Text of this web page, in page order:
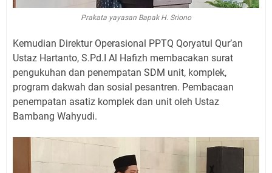
Prakata yayasan Bapak H. Sriono
Kemudian Direktur Operasional PPTQ Qoryatul Qur’an
Ustaz Hartanto, S.Pd.I Al Hafizh membacakan surat
pengukuhan dan penempatan SDM unit, komplek,
program dakwah dan sosial pesantren. Pembacaan
penempatan asatiz komplek dan unit oleh Ustaz
Bambang Wahyudi.